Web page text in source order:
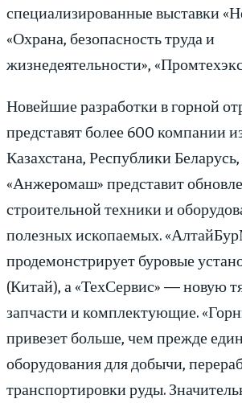
специализированные выставки
«Охрана, безопасность труда и
жизнедеятельности»,
Новейшие разработки в горной
представят более 600 компании
Казахстана, Республики
«Анжеромаш» представит
строительной техники и
полезных ископаемых.
продемонстрирует буровые
(Китай), а «ТехСервис» — новую
запчасти и комплектующие.
привезет больше, чем прежде
оборудования для добычи,
транспортировки руды.